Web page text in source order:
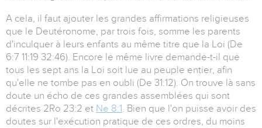
A cela, il faut ajouter les grandes affirmations religieuses
que le Deutéronome, par trois fois, somme les parents
d'inculquer à leurs enfants au même titre que la Loi (De
6:7 11:19 32:46). Encore le même livre demande-t-il que
tous les sept ans la Loi soit lue au peuple entier, afin
qu'elle ne tombe pas en oubli (De 31:12). On trouve là sans
doute un écho de ces grandes assemblées qui sont
décrites 2Ro 23:2 et Ne 8:1. Bien que l'on puisse avoir des
doutes sur l'exécution pratique de ces ordres, du moins